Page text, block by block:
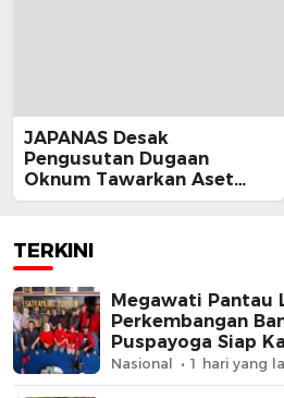
JAPANAS Desak
Pengusutan Dugaan
Oknum Tawarkan Aset
Negara, Minta Pemerintah
TERKINI
Megawati Pantau
Perkembangan
Puspayoga Siap
Nasional 1 hari yang